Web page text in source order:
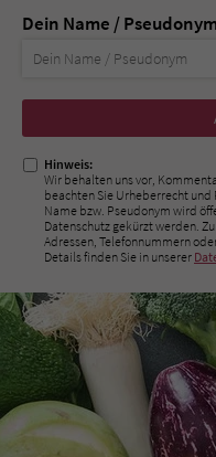
Dein Name /
Nicht
ausfüllen!
Hinweis:
Wir behalten uns vor,
beachten Sie Urheberrecht
Name bzw. Pseudonym wird
Datenschutz gekürzt werden.
Adressen, Telefonnummern
Details finden Sie in unserer